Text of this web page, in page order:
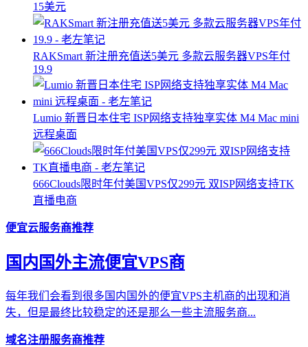
15美元
RAKSmart 新注册充值送5美元 多款云服务器VPS年付
19.9
Lumio 新晋日本住宅 ISP网络支持独享实体 M4 Mac mini
远程桌面
666Clouds限时年付美国VPS仅299元 双ISP网络支持TK
直播电商
便宜云服务商推荐
国内国外主流便宜VPS商
每年我们会看到很多国内国外的便宜VPS主机商的出现和消
失，但是最终比较稳定的还是那么一些主流服务商...
域名注册服务商推荐